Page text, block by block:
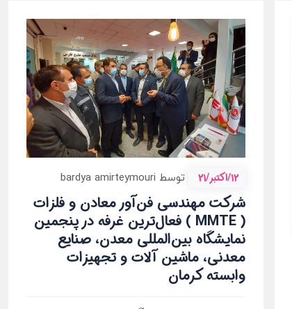
12/اکتبر/21 توسط bardya amirteymouri
شرکت مهندسی فن‌آور معادن و فلزات
( MMTE ) فعال‌ترین غرفه در پنجمین
نمایشگاه بین‌المللی معدن، صنایع
معدنی، ماشین آلات و تجهیزات
وابسته کرمان